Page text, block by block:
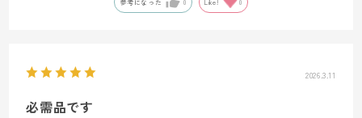
ます。 他のシリ－ズも私には欠かせない物となっております。有
2026.3.11
必需品です